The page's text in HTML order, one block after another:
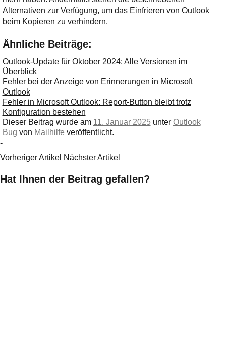
Alternativen zur Verfügung, um das Einfrieren von Outlook
beim Kopieren zu verhindern.
Ähnliche Beiträge:
Outlook-Update für Oktober 2024: Alle Versionen im
Überblick
Fehler bei der Anzeige von Erinnerungen in Microsoft
Outlook
Fehler in Microsoft Outlook: Report-Button bleibt trotz
Konfiguration bestehen
Dieser Beitrag wurde am 11. Januar 2025unter Outlook
Bug von Mailhilfe veröffentlicht.
-
Vorheriger Artikel Nächster Artikel
Hat Ihnen der Beitrag gefallen?